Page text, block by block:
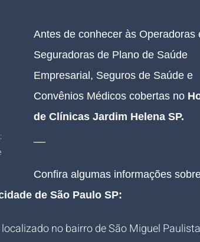
Antes de conhecer às Operadoras
Seguradoras de Plano de Saúde
Empresarial, Seguros de Saúde e
Convênios Médicos cobertas no
de Clínicas Jardim Helena SP.
Confira algumas informações
de São Paulo SP:
no bairro de São Miguel